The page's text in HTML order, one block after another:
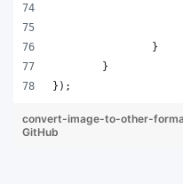
		}
	}
});
convert-image-to-other-
GitHub